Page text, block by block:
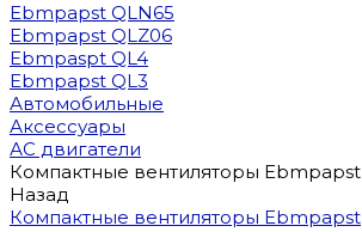
Ebmpapst QLN65
Ebmpapst QLZ06
Ebmpaspt QL4
Ebmpapst QL3
Автомобильные
Аксессуары
АС двигатели
Компактные вентиляторы Ebmpapst
Назад
Компактные вентиляторы Ebmpapst